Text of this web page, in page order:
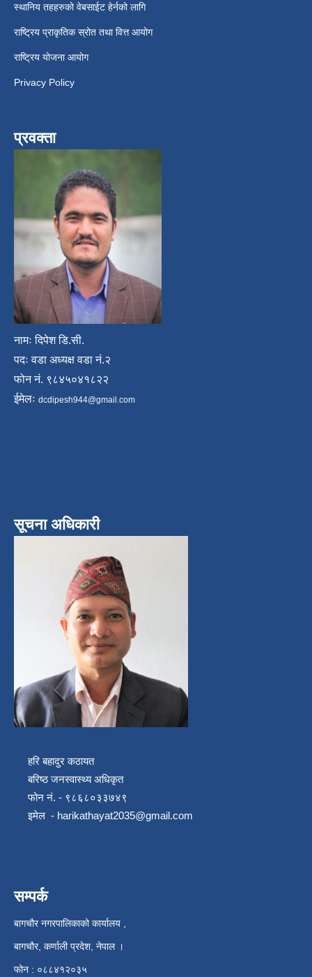
स्थानिय तहहरुको वेबसाईट हेर्नको लागि
राष्ट्रिय प्राकृतिक स्रोत तथा वित्त आयोग
राष्ट्रिय योजना आयोग
Privacy Policy
प्रवक्ता
नामः दिपेश डि.सी.
पदः वडा अध्यक्ष वडा नं.२
फोन नं. ९८४५०४१८२२
ईमेलः dcdipesh944@gmail.com
सूचना अधिकारी
हरि बहादुर कठायत
बरिष्ठ जनस्वास्थ्य अधिकृत
फोन नं. - ९८६८०३३७४९
इमेल - harikathayat2035@gmail.com
सम्पर्क
बागचौर नगरपालिकाको कार्यालय ,
बागचौर, कर्णाली प्रदेश, नेपाल ।
फोन : ०८८४१२०३५